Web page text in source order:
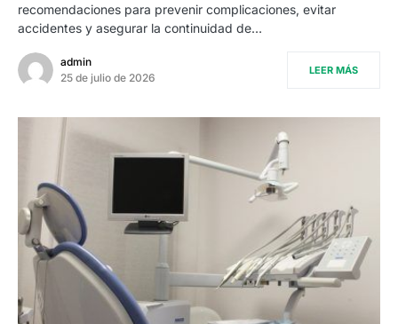
recomendaciones para prevenir complicaciones, evitar
accidentes y asegurar la continuidad de…
admin
25 de julio de 2026
LEER MÁS